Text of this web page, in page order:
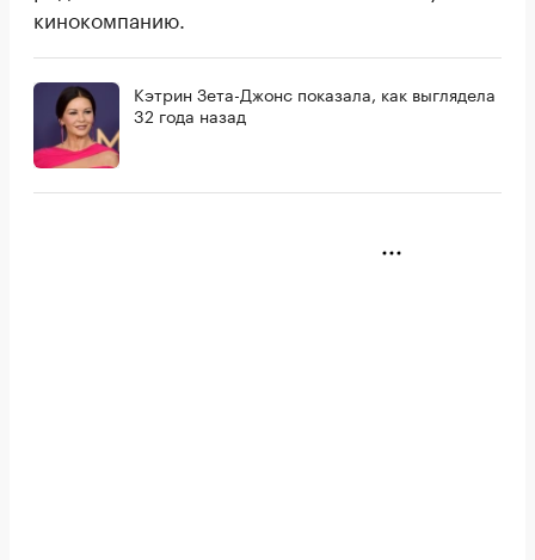
кинокомпанию.
Кэтрин Зета-Джонс показала, как выглядела
32 года назад